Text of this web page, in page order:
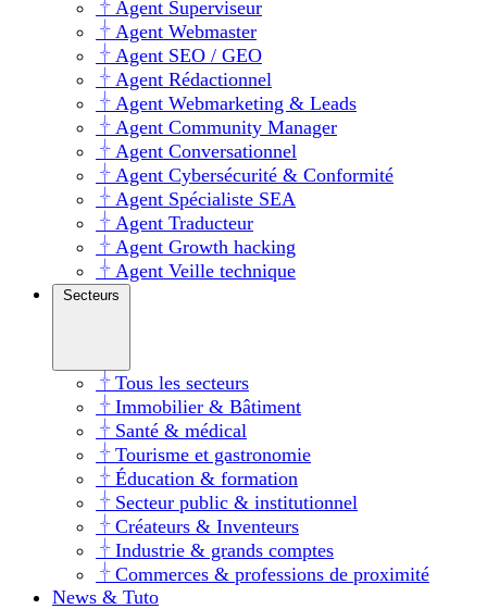
Agent Superviseur
Agent Webmaster
Agent SEO / GEO
Agent Rédactionnel
Agent Webmarketing & Leads
Agent Community Manager
Agent Conversationnel
Agent Cybersécurité & Conformité
Agent Spécialiste SEA
Agent Traducteur
Agent Growth hacking
Agent Veille technique
Secteurs
Tous les secteurs
Immobilier & Bâtiment
Santé & médical
Tourisme et gastronomie
Éducation & formation
Secteur public & institutionnel
Créateurs & Inventeurs
Industrie & grands comptes
Commerces & professions de proximité
News & Tuto